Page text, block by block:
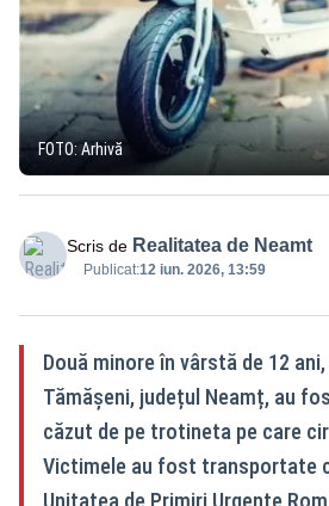
FOTO: Arhivă
Scris de Realitatea de Neamt
Publicat:12 iun. 2026, 13:59
Două minore în vârstă de 12
Tămășeni, județul Neamț, au
căzut de pe trotineta pe care
Victimele au fost transportate
Unitatea de Primiri Urgenţe